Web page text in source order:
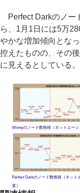
Perfect Darkのノー
ら、1月1日には5万
やかな増加傾向とな
控えたものの、その
に見えるとしている。
Winnyのノード数推移（ネットエージ
Perfect Darkのノード数推移（ネット
査）